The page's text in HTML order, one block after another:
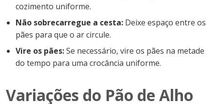
cozimento uniforme.
Não sobrecarregue a cesta: Deixe espaço entre os
pães para que o ar circule.
Vire os pães:Se necessário, vire os pães na metade
do tempo para uma crocância uniforme.
Variações do Pão de Alho